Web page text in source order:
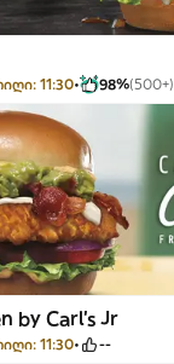
11:30 98%(500+)
by Carl's Jr
11:30 --